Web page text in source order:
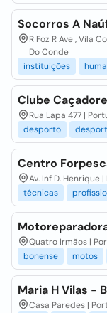
Socorros A
R Foz R Ave , Vila
Do Conde
instituições
Clube
Rua Lapa 477 |
desporto
Centro
Av. Inf D. Henrique
técnicas
Quatro Irmãos |
bonense
motos
Maria H Vilas -
Casa Paredes |